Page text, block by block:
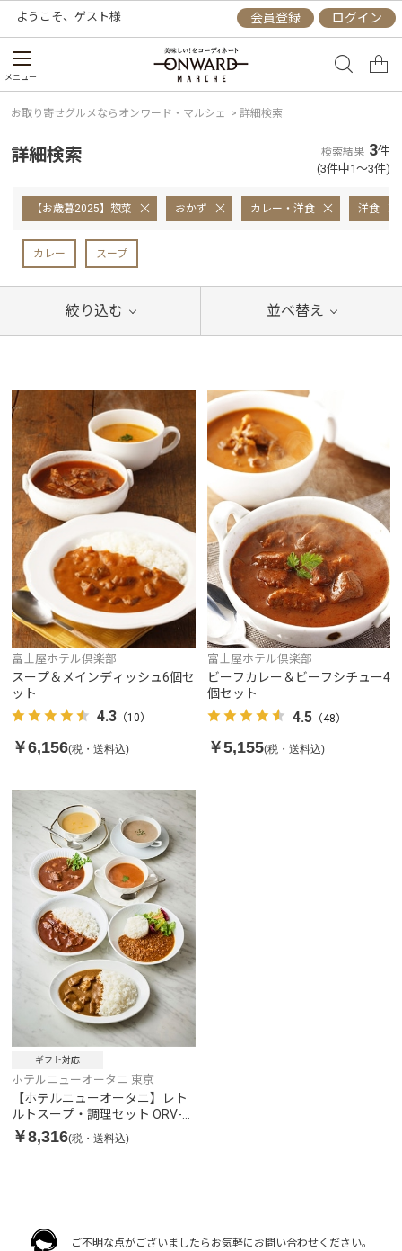
ようこそ、 ゲスト様 会員登録 ログイン
メニュー
お取り寄せグルメならオンワード・マルシェ > 詳細検索
詳細検索 検索結果 3件
(3件中1～3件)
【お歳暮2025】惣菜 おかず カレー・洋食 洋食
カレー スープ
絞り込む 並べ替え
富士屋ホテル倶楽部
スープ＆メインディッシュ6個セ
ット
4.3 （10）
￥6,156(税・送料込)
富士屋ホテル倶楽部
ビーフカレー＆ビーフシチュー4
個セット
4.5（48）
￥5,155(税・送料込)
ギフト対応
ホテルニューオータニ 東京
【ホテルニューオータニ】レト
ルトスープ・調理セット ORV-
70
￥8,316(税・送料込)
ご不明な点がございましたらお気軽にお問い合わせください。